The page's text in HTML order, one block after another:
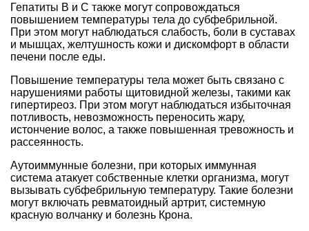
Гепатиты В и С также могут сопровождаться
повышением температуры тела до субфебрильной.
При этом могут наблюдаться слабость, боли в суставах
и мышцах, желтушность кожи и дискомфорт в области
печени после еды.
Повышение температуры тела может быть связано с
нарушениями работы щитовидной железы, такими как
гипертиреоз. При этом могут наблюдаться избыточная
потливость, невозможность переносить жару,
истончение волос, а также повышенная тревожность и
рассеянность.
Аутоиммунные болезни, при которых иммунная
система атакует собственные клетки организма, могут
вызывать субфебрильную температуру. Такие болезни
могут включать ревматоидный артрит, системную
красную волчанку и болезнь Крона.